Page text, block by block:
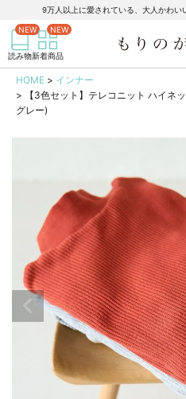
9万人以上に愛されている、大人かわい
読み物新着商品
商品を検索
HOME
インナー
【3色セット】テレコニット ハイネ
グレー)